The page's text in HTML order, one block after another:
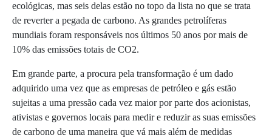
ecológicas, mas seis delas estão no topo da lista no que se trata
de reverter a pegada de carbono. As grandes petrolíferas
mundiais foram responsáveis nos últimos 50 anos por mais de
10% das emissões totais de CO2.
Em grande parte, a procura pela transformação é um dado
adquirido uma vez que as empresas de petróleo e gás estão
sujeitas a uma pressão cada vez maior por parte dos acionistas,
ativistas e governos locais para medir e reduzir as suas emissões
de carbono de uma maneira que vá mais além de medidas